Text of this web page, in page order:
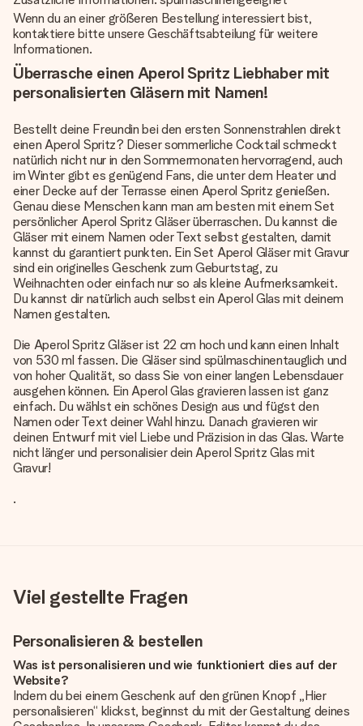
Wenn du an einer größeren Bestellung interessiert bist,
kontaktiere bitte unsere Geschäftsabteilung für weitere
Informationen.
Überrasche einen Aperol Spritz Liebhaber mit
personalisierten Gläsern mit Namen!
Bestellt deine Freundin bei den ersten Sonnenstrahlen direkt
einen Aperol Spritz? Dieser sommerliche Cocktail schmeckt
natürlich nicht nur in den Sommermonaten hervorragend, auch
im Winter gibt es genügend Fans, die unter dem Heater und
einer Decke auf der Terrasse einen Aperol Spritz genießen.
Genau diese Menschen kann man am besten mit einem Set
persönlicher Aperol Spritz Gläser überraschen. Du kannst die
Gläser mit einem Namen oder Text selbst gestalten, damit
kannst du garantiert punkten. Ein Set Aperol Gläser mit Gravur
sind ein originelles Geschenk zum Geburtstag, zu
Weihnachten oder einfach nur so als kleine Aufmerksamkeit.
Du kannst dir natürlich auch selbst ein Aperol Glas mit deinem
Namen gestalten.
Die Aperol Spritz Gläser ist 22 cm hoch und kann einen Inhalt
von 530 ml fassen. Die Gläser sind spülmaschinentauglich und
von hoher Qualität, so dass Sie von einer langen Lebensdauer
ausgehen können. Ein Aperol Glas gravieren lassen ist ganz
einfach. Du wählst ein schönes Design aus und fügst den
Namen oder Text deiner Wahl hinzu. Danach gravieren wir
deinen Entwurf mit viel Liebe und Präzision in das Glas. Warte
nicht länger und personalisier dein Aperol Spritz Glas mit
Gravur!
.
Viel gestellte Fragen
Personalisieren & bestellen
Was ist personalisieren und wie funktioniert dies auf der
Website?
Indem du bei einem Geschenk auf den grünen Knopf „Hier
personalisieren“ klickst, beginnst du mit der Gestaltung deines